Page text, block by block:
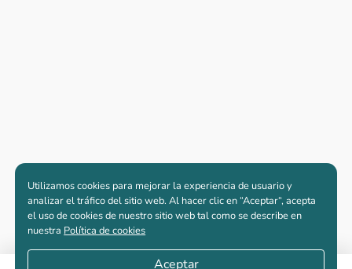
Utilizamos cookies para mejorar la experiencia de usuario y
analizar el tráfico del sitio web. Al hacer clic en “Aceptar“, acepta
el uso de cookies de nuestro sitio web tal como se describe en
nuestra Política de cookies
Aceptar